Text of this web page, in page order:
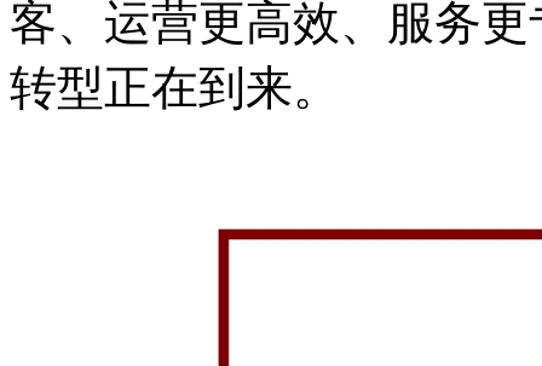
客、运营更高效、服务
转型正在到来。